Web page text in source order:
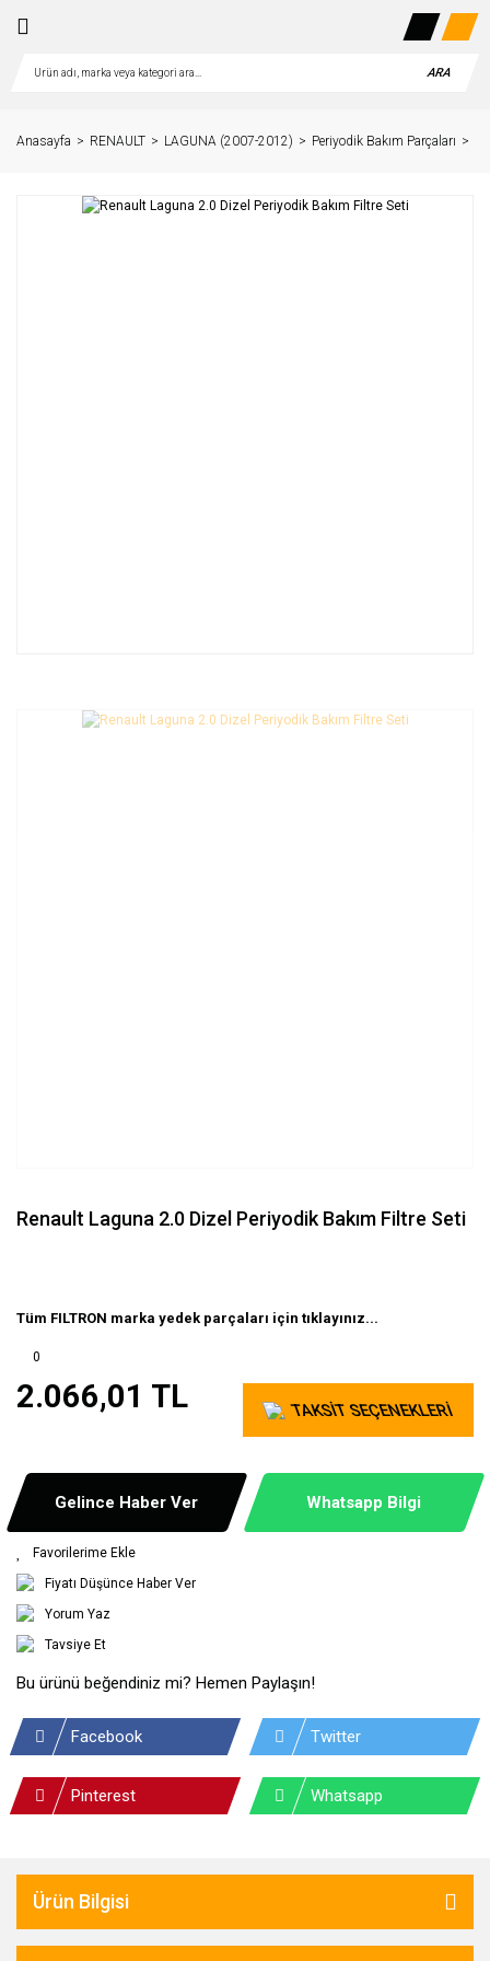
ARA
Anasayfa RENAULT LAGUNA (2007-2012) Periyodik Bakım Parçaları
Renault Laguna 2.0 Dizel Periyodik Bakım Filtre Seti
Tüm FILTRON marka yedek parçaları için tıklayınız...
0
2.066,01 TL TAKSİT SEÇENEKLERİ
Gelince Haber Ver Whatsapp Bilgi
Fiyatı Düşünce Haber Ver
Yorum Yaz
Tavsiye Et
Bu ürünü beğendiniz mi? Hemen Paylaşın!
Facebook Twitter
Pinterest Whatsapp
Ürün Bilgisi